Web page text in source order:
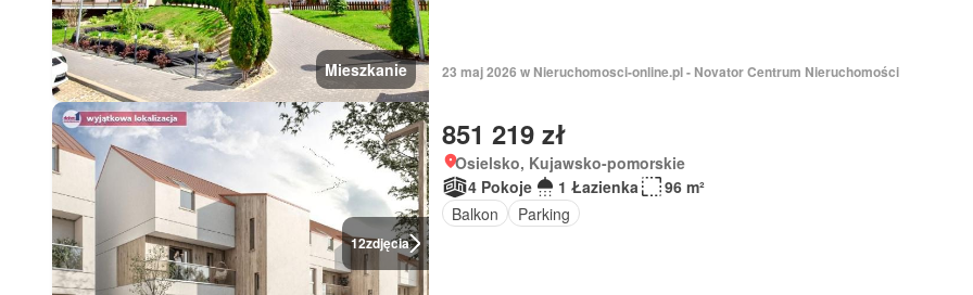
Mieszkanie 23 maj 2026 w Nieruchomosci-online.pl - Novator Centrum Nieruchomości
12zdjęcia
851 219 zł
Osielsko, Kujawsko-pomorskie
4 Pokoje
1 Łazienka
96 m²
Balkon
Parking